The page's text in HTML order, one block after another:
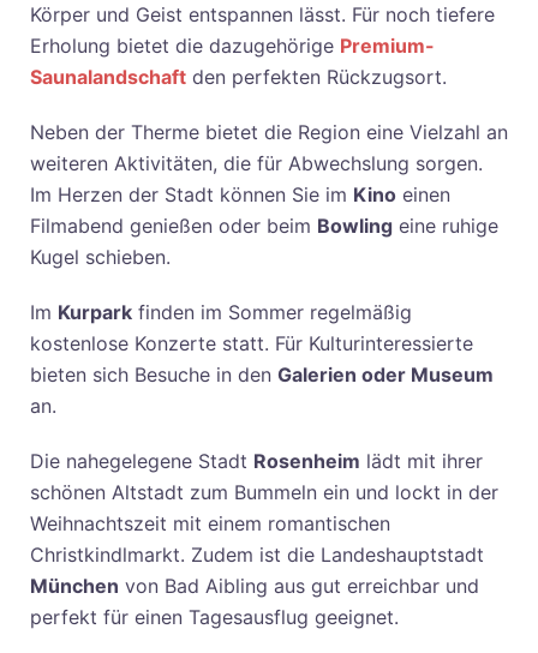
Körper und Geist entspannen lässt. Für noch tiefere
Erholung bietet die dazugehörige Premium-
Saunalandschaft den perfekten Rückzugsort.
Neben der Therme bietet die Region eine Vielzahl an
weiteren Aktivitäten, die für Abwechslung sorgen.
Im Herzen der Stadt können Sie im Kino einen
Filmabend genießen oder beim Bowling eine ruhige
Kugel schieben.
Im Kurpark finden im Sommer regelmäßig
kostenlose Konzerte statt. Für Kulturinteressierte
bieten sich Besuche in den Galerien oder Museum
an.
Die nahegelegene Stadt Rosenheim lädt mit ihrer
schönen Altstadt zum Bummeln ein und lockt in der
Weihnachtszeit mit einem romantischen
Christkindlmarkt. Zudem ist die Landeshauptstadt
München von Bad Aibling aus gut erreichbar und
perfekt für einen Tagesausflug geeignet.